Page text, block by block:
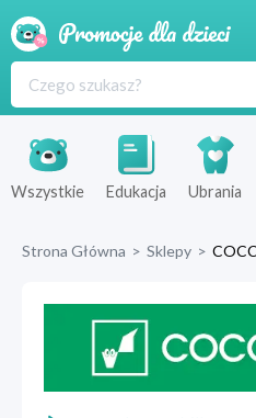
Wszystkie Edukacja Ubrania
Strona Główna > Sklepy >